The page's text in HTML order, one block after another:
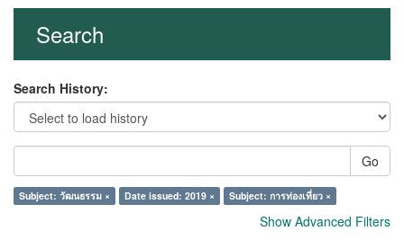
Search
Search History:
Go
Subject: วัฒนธรรม × Date issued: 2019 × Subject: การท่องเที่ยว ×
Show Advanced Filters